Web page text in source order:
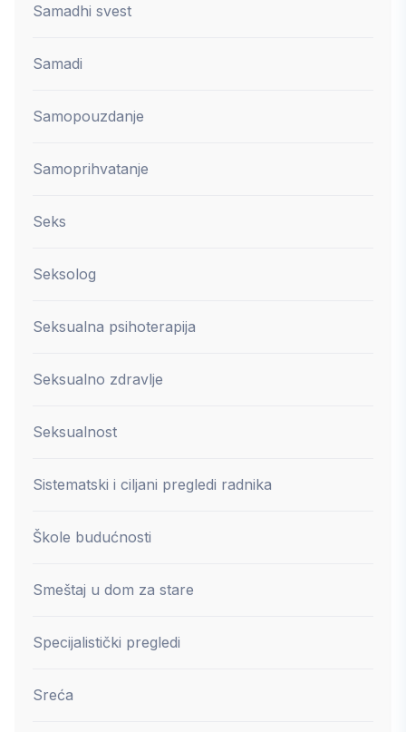
Samadhi svest
Samadi
Samopouzdanje
Samoprihvatanje
Seks
Seksolog
Seksualna psihoterapija
Seksualno zdravlje
Seksualnost
Sistematski i ciljani pregledi radnika
Škole budućnosti
Smeštaj u dom za stare
Specijalistički pregledi
Sreća